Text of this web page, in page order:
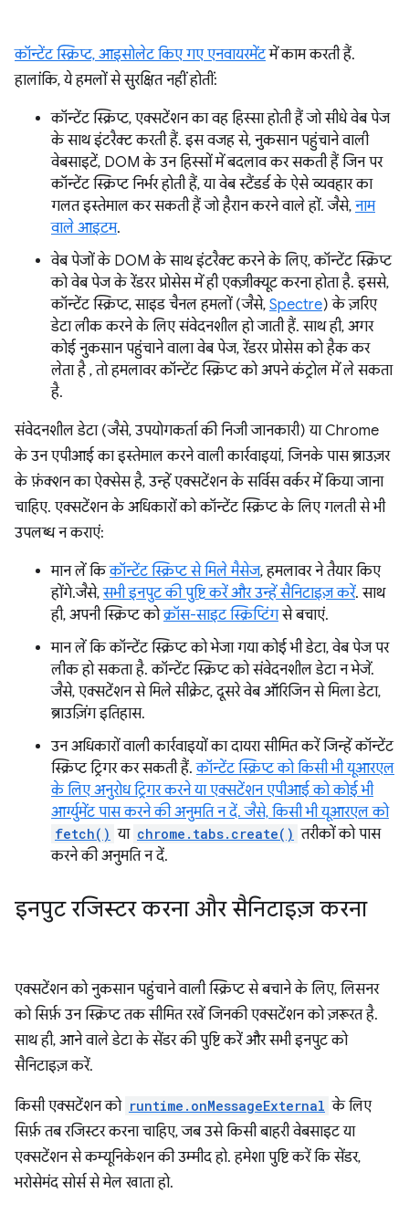
कॉन्टेंट स्क्रिप्ट, आइसोलेट किए गए एनवायरमेंटमें काम करती हैं.
हालांकि, ये हमलों से सुरक्षित नहीं होतीं:
कॉन्टेंट स्क्रिप्ट, एक्सटेंशन का वह हिस्सा होती हैं जो सीधे वेब पेज
के साथ इंटरैक्ट करती हैं. इस वजह से, नुकसान पहुंचाने वाली
वेबसाइटें, DOM के उन हिस्सों में बदलाव कर सकती हैं जिन पर
कॉन्टेंट स्क्रिप्ट निर्भर होती हैं, या वेब स्टैंडर्ड के ऐसे व्यवहार का
गलत इस्तेमाल कर सकती हैं जो हैरान करने वाले हों. जैसे, नाम
वाले आइटम.
वेब पेजों के DOM के साथ इंटरैक्ट करने के लिए, कॉन्टेंट स्क्रिप्ट
को वेब पेज के रेंडरर प्रोसेस में ही एक्ज़ीक्यूट करना होता है. इससे,
कॉन्टेंट स्क्रिप्ट, साइड चैनल हमलों (जैसे, Spectre) के ज़रिए
डेटा लीक करने के लिए संवेदनशील हो जाती हैं. साथ ही, अगर
कोई नुकसान पहुंचाने वाला वेब पेज, रेंडरर प्रोसेस को हैक कर
लेता है , तो हमलावर कॉन्टेंट स्क्रिप्ट को अपने कंट्रोल में ले सकता
है.
संवेदनशील डेटा (जैसे, उपयोगकर्ता की निजी जानकारी) या Chrome
के उन एपीआई का इस्तेमाल करने वाली कार्रवाइयां, जिनके पास ब्राउज़र
के फ़ंक्शन का ऐक्सेस है, उन्हें एक्सटेंशन के सर्विस वर्कर में किया जाना
चाहिए. एक्सटेंशन के अधिकारों को कॉन्टेंट स्क्रिप्ट के लिए गलती से भी
उपलब्ध न कराएं:
मान लें किकॉन्टेंट स्क्रिप्ट से मिले मैसेज, हमलावर ने तैयार किए
होंगे.जैसे,सभी इनपुट की पुष्टि करें और उन्हें सैनिटाइज़ करें. साथ
ही, अपनी स्क्रिप्ट कोक्रॉस-साइट स्क्रिप्टिंगसे बचाएं.
मान लें कि कॉन्टेंट स्क्रिप्ट को भेजा गया कोई भी डेटा, वेब पेज पर
लीक हो सकता है. कॉन्टेंट स्क्रिप्ट को संवेदनशील डेटा न भेजें.
जैसे, एक्सटेंशन से मिले सीक्रेट, दूसरे वेब ऑरिजिन से मिला डेटा,
ब्राउज़िंग इतिहास.
उन अधिकारों वाली कार्रवाइयों का दायरा सीमित करें जिन्हें कॉन्टेंट
स्क्रिप्ट ट्रिगर कर सकती हैं.कॉन्टेंट स्क्रिप्ट को किसी भी यूआरएल
के लिए अनुरोध ट्रिगर करने या एक्सटेंशन एपीआई को कोई भी
आर्ग्युमेंट पास करने की अनुमति न दें. जैसे, किसी भी यूआरएल को
fetch() या chrome.tabs.create() तरीकों को पास
करने की अनुमति न दें.
इनपुट रजिस्टर करना और सैनिटाइज़ करना
एक्सटेंशन को नुकसान पहुंचाने वाली स्क्रिप्ट से बचाने के लिए, लिसनर
को सिर्फ़ उन स्क्रिप्ट तक सीमित रखें जिनकी एक्सटेंशन को ज़रूरत है.
साथ ही, आने वाले डेटा के सेंडर की पुष्टि करें और सभी इनपुट को
सैनिटाइज़ करें.
किसी एक्सटेंशन को runtime.onMessageExternal के लिए
सिर्फ़ तब रजिस्टर करना चाहिए, जब उसे किसी बाहरी वेबसाइट या
एक्सटेंशन से कम्यूनिकेशन की उम्मीद हो. हमेशा पुष्टि करें कि सेंडर,
भरोसेमंद सोर्स से मेल खाता हो.